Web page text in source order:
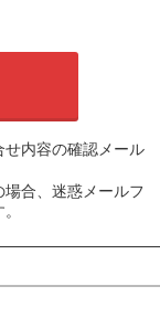
内容の確認メール
合、迷惑メールフ